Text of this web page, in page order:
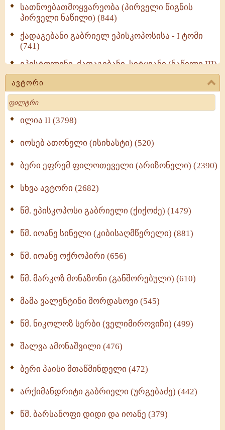
სათნოებათმოყვარეობა (პირველი წიგნის
პირველი ნაწილი) (844)
ქადაგებანი გაბრიელ ეპისკოპოსისა - I ტომი
(741)
ეპისტოლენი, ქადაგებანი, სიტყვანი (ნაწილი III)
(723)
მოძღვრის ძალზე სასარგებლო რჩევები
მრევლისათვის (545)
Wisdomge (514)
ქადაგებანი გაბრიელ ეპისკოპოსისა - II ტომი
სულიერი ცხოვრების სახელმძღვანელო -
ნაწილი II (369)
ავტორი
Search
ილია II (3798)
იოსებ ათონელი (ისიხასტი) (520)
ბერი ეფრემ ფილოთეველი (არიზონელი) (2390)
სხვა ავტორი (2682)
წმ. ეპისკოპოსი გაბრიელი (ქიქოძე) (1479)
წმ. იოანე სინელი (კიბისაღმწერელი) (881)
წმ. იოანე ოქროპირი (656)
წმ. მარკოზ მონაზონი (განშორებული) (610)
მამა ვალენტინი მორდასოვი (545)
წმ. ნიკოლოზ სერბი (ველიმიროვიჩი) (499)
შალვა ამონაშვილი (476)
ბერი პაისი მთაწმინდელი (472)
არქიმანდრიტი გაბრიელი (ურგებაძე) (442)
წმ. ბარსანოფი დიდი და იოანე (379)